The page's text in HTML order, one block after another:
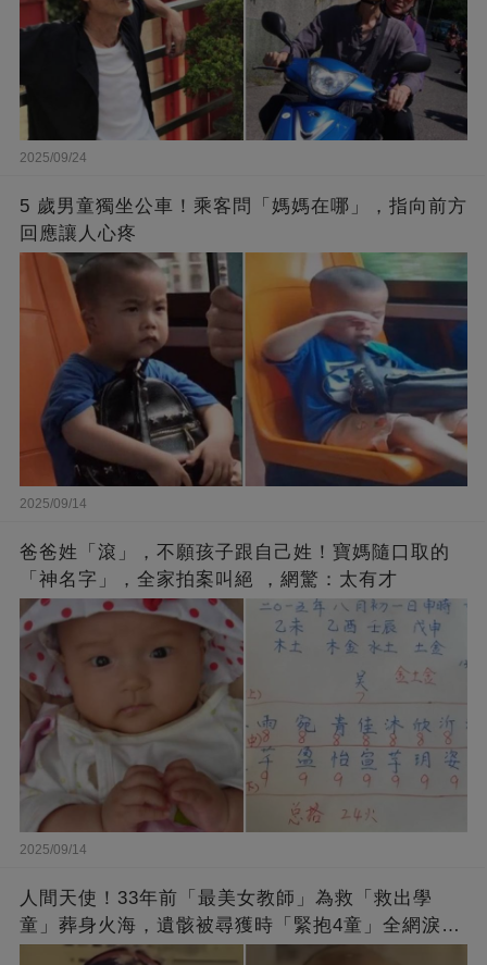
2025/09/24
5 歲男童獨坐公車！乘客問「媽媽在哪」，指向前方
回應讓人心疼
2025/09/14
爸爸姓「滾」，不願孩子跟自己姓！寶媽隨口取的
「神名字」，全家拍案叫絕 ，網驚：太有才
2025/09/14
人間天使！33年前「最美女教師」為救「救出學
童」葬身火海，遺骸被尋獲時「緊抱4童」全網淚
崩：真正的英雄不該被遺忘